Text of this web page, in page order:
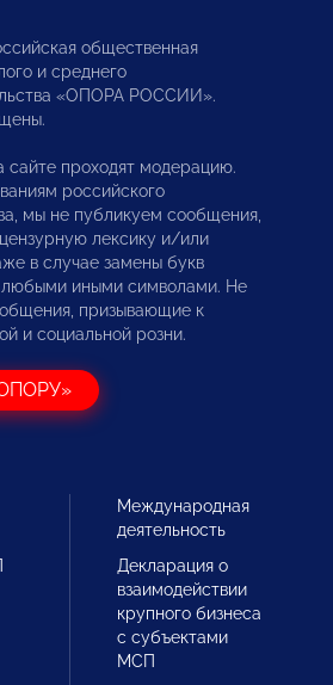
общественная
и среднего
«ОПОРА РОССИИ».
сайте проходят модерацию.
российского
мы не публикуем сообщения,
лексику и/или
в случае замены букв
любыми иными символами. Не
призывающие к
и социальной розни.
Международная
деятельность
Декларация о
взаимодействии
крупного бизнеса
с субъектами
МСП